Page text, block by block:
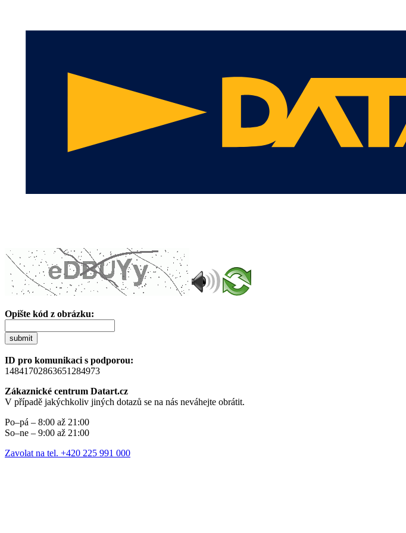
Opište kód z obrázku:
submit
ID pro komunikaci s podporou:
14841702863651284973
Zákaznické centrum Datart.cz
V případě jakýchkoliv jiných dotazů se na nás neváhejte obrátit.
Po–pá – 8:00 až 21:00
So–ne – 9:00 až 21:00
Zavolat na tel. +420 225 991 000